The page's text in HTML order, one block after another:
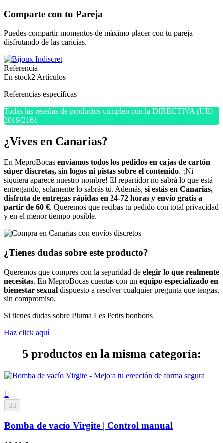
Comparte con tu Pareja
Puedes compartir momentos de máximo placer con tu pareja
disfrutando de las caricias.
Referencia
En stock2 Artículos
Referencias específicas
Todas las reseñas de productos cumplen con la DIRECTIVA (UE)
2019/2161
¿Vives en Canarias?
En MeproBocas enviamos todos los pedidos en cajas de cartón
súper discretas, sin logos ni pistas sobre el contenido. ¡Ni
siquiera aparece nuestro nombre! El repartidor no sabrá lo que está
entregando, solamente lo sabrás tú. Además, si estás en Canarias,
disfruta de entregas rápidas en 24-72 horas y envío gratis a
partir de 60 €. Queremos que recibas tu pedido con total privacidad
y en el menor tiempo posible.
¿Tienes dudas sobre este producto?
Queremos que compres con la seguridad de elegir lo que realmente
necesitas. En MeproBocas cuentas con un equipo especializado en
bienestar sexual dispuesto a resolver cualquier pregunta que tengas,
sin compromiso.
Si tienes dudas sobre Pluma Les Petits bonbons
Haz click aquí
5 productos en la misma categoría:


Bomba de vacío Virgite | Control manual